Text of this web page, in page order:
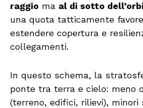
raggio ma al di sotto
una quota tatticamente
estendere copertura e
collegamenti.
In questo schema, la
ponte tra terra e cielo: meno
(terreno, edifici, rilievi), minori